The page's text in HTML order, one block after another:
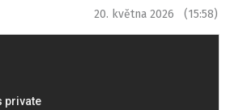
20. května 2026 (15:58)